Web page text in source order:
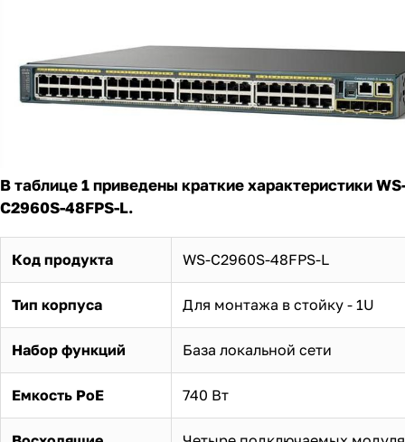
В таблице 1 приведены краткие характеристики
C2960S-48FPS-L.
Код продукта WS-C2960S-48FPS-L
Тип корпуса Для монтажа в стойку - 1U
Набор функций База локальной сети
Емкость PoE 740 Вт